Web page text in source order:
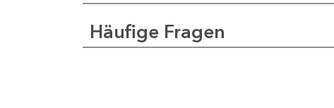
Häufige Fragen